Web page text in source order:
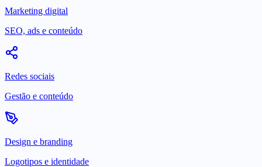
Marketing digital
SEO, ads e conteúdo
Redes sociais
Gestão e conteúdo
Design e branding
Logotipos e identidade